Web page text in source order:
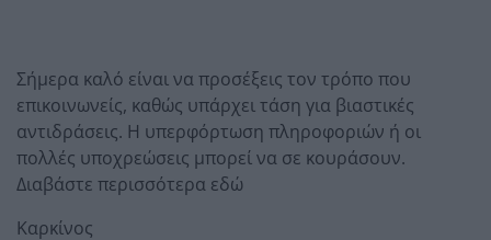
Σήμερα καλό είναι να προσέξεις τον τρόπο που
επικοινωνείς, καθώς υπάρχει τάση για βιαστικές
αντιδράσεις. Η υπερφόρτωση πληροφοριών ή οι
πολλές υποχρεώσεις μπορεί να σε κουράσουν.
Διαβάστε περισσότερα εδώ
Καρκίνος